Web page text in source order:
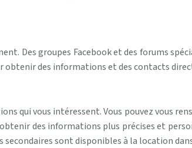
Des groupes Facebook et des forums
obtenir des informations et des contacts
qui vous intéressent. Vous pouvez vous
des informations plus précises et
secondaires sont disponibles à la location